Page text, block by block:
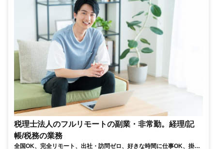
税理士法人のフルリモートの副業・非常勤。経理/記
帳/税務の業務
全国OK、完全リモート、出社・訪問ゼロ、好きな時間に仕事OK、掛け